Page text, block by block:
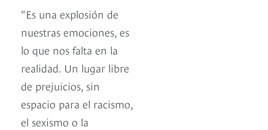
“Es una explosión de
nuestras emociones, es
lo que nos falta en la
realidad. Un lugar libre
de prejuicios, sin
espacio para el racismo,
el sexismo o la